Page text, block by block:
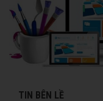
TIN BÊN LỀ